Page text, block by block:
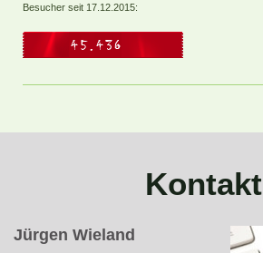
Besucher seit 17.12.2015:
Kontakt
Jürgen Wieland